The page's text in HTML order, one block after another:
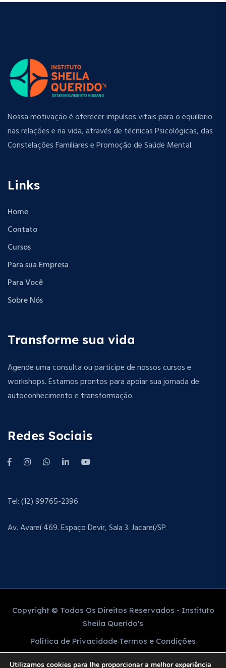
Nossa motivação é oferecer impulsos vitais para o equilíbrio
nas relações e na vida, através de técnicas Psicológicas, das
Constelações Familiares e Promoção de Saúde Mental.
Links
Home
Contato
Cursos
Para sua Empresa
Para Você
Sobre Nós
Transforme sua vida
Agende uma consulta ou participe de nossos cursos e
workshops. Estamos prontos para apoiar sua jornada de
autoconhecimento e transformação.
Redes Sociais
Tel: (12) 99765-2396
Av. Avareí 469. Espaço Devir, Sala 3. Jacareí/SP
Copyright © Todos Os Direitos Reservados - Instituto
Sheila Querido's
Política de Privacidade Termos e Condições
Utilizamos cookies para lhe proporcionar a melhor experiência